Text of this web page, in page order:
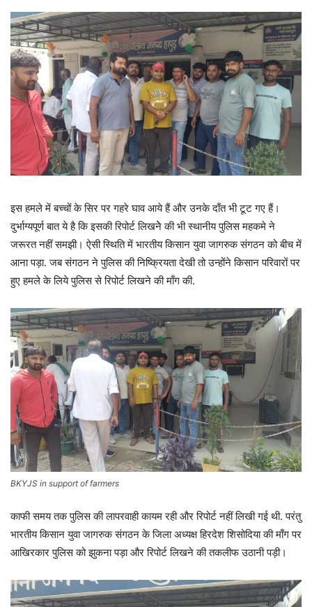
इस हमले में बच्चों के सिर पर गहरे घाव आये हैं और उनके दाँत भी टूट गए हैं।
दुर्भाग्यपूर्ण बात ये है कि इसकी रिपोर्ट लिखनेे की भी स्थानीय पुलिस महकमे ने
जरूरत नहीं समझी। ऐसी स्थिति में भारतीय किसान युवा जागरुक संगठन को बीच में
आना पड़ा. जब संगठन ने पुलिस की निष्क्रियता देखी तो उन्होंने किसान परिवारों पर
हुए हमले के लिये पुलिस से रिपोर्ट लिखने की माँग की.
BKYJS in support of farmers
काफी समय तक पुलिस की लापरवाही कायम रही और रिपोर्ट नहीं लिखी गई थी. परंतु
भारतीय किसान युवा जागरुक संगठन के जिला अध्यक्ष हिरदेश शिसोदिया की माँग पर
आखिरकार पुलिस को झुकना पड़ा और रिपोर्ट लिखने की तकलीफ उठानी पड़ी।